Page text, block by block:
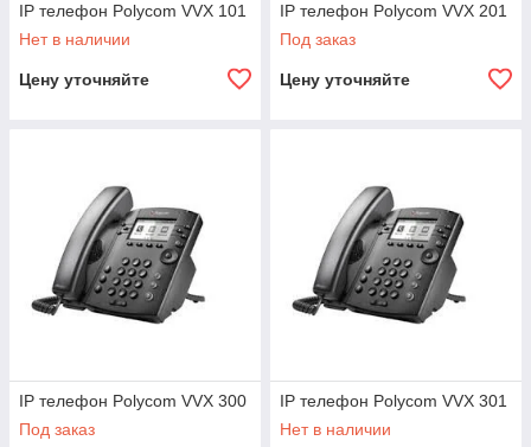
IP телефон Polycom VVX 101
Нет в наличии
Цену уточняйте
IP телефон Polycom VVX 201
Под заказ
Цену уточняйте
IP телефон Polycom VVX 300
Под заказ
IP телефон Polycom VVX 301
Нет в наличии